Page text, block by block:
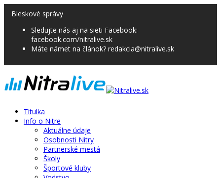
Bleskové správy
Sledujte nás aj na sieti Facebook:
facebook.com/nitralive.sk
Máte námet na článok? redakcia@nitralive.sk
Titulka
Info o Nitre
Aktuálne údaje
Osobnosti Nitry
Partnerské mestá
Školy
Športové kluby